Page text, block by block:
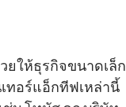
ยให้ธุรกิจขนาดเล็ก
ทอร์แอ็กทีฟเหล่านี้